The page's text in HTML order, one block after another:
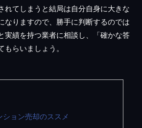
れてしまうと結局は自分自身に大きな
なりますので、勝手に判断するのでは
実績を持つ業者に相談し、「確かな答
もらいましょう。
ョン売却のススメ